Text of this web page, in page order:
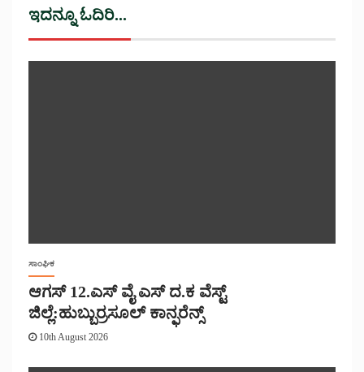
ಇದನ್ನೂ ಓದಿರಿ...
ಸಾಂಘಿಕ
ಆಗಸ್ 12.ಎಸ್ ವೈ ಎಸ್ ದ.ಕ ವೆಸ್ಟ್
ಜಿಲ್ಲೆ:ಹುಬ್ಬುರ್ರಸೂಲ್ ಕಾನ್ಫರೆನ್ಸ್
10th August 2026